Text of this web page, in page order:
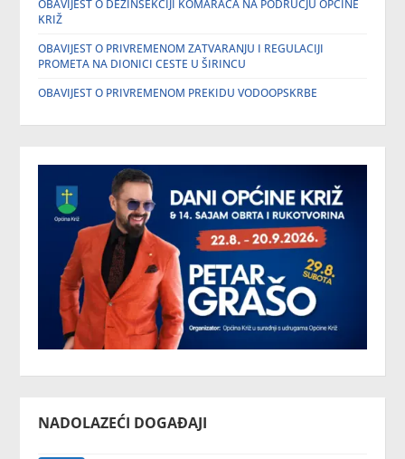
OBAVIJEST O DEZINSEKCIJI KOMARACA NA PODRUČJU OPĆINE
KRIŽ
OBAVIJEST O PRIVREMENOM ZATVARANJU I REGULACIJI
PROMETA NA DIONICI CESTE U ŠIRINCU
OBAVIJEST O PRIVREMENOM PREKIDU VODOOPSKRBE
NADOLAZEĆI DOGAĐAJI